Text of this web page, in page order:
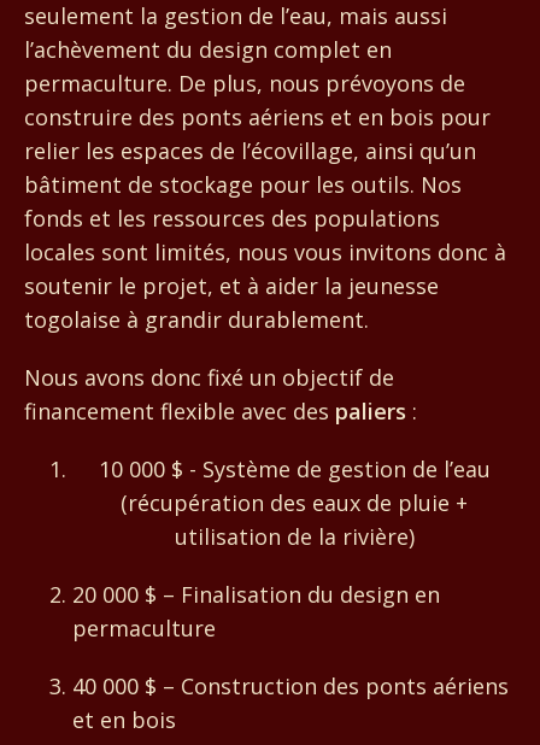
seulement la gestion de l’eau, mais aussi
l’achèvement du design complet en
permaculture. De plus, nous prévoyons de
construire des ponts aériens et en bois pour
relier les espaces de l’écovillage, ainsi qu’un
bâtiment de stockage pour les outils. Nos
fonds et les ressources des populations
locales sont limités, nous vous invitons donc à
soutenir le projet, et à aider la jeunesse
togolaise à grandir durablement.
Nous avons donc fixé un objectif de
financement flexible avec des paliers :
10 000 $ - Système de gestion de l’eau
(récupération des eaux de pluie +
utilisation de la rivière)
20 000 $ – Finalisation du design en
permaculture
40 000 $ – Construction des ponts aériens
et en bois